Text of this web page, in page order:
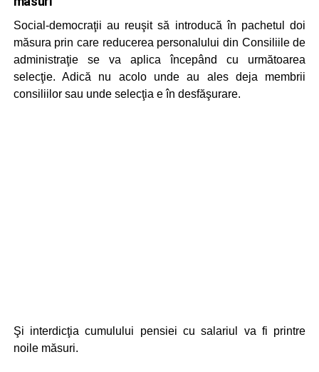
Social-democraţii au reuşit să introducă în pachetul doi
măsura prin care reducerea personalului din Consiliile de
administraţie se va aplica începând cu următoarea
selecţie. Adică nu acolo unde au ales deja membrii
consiliilor sau unde selecţia e în desfăşurare.
Şi interdicţia cumulului pensiei cu salariul va fi printre
noile măsuri.